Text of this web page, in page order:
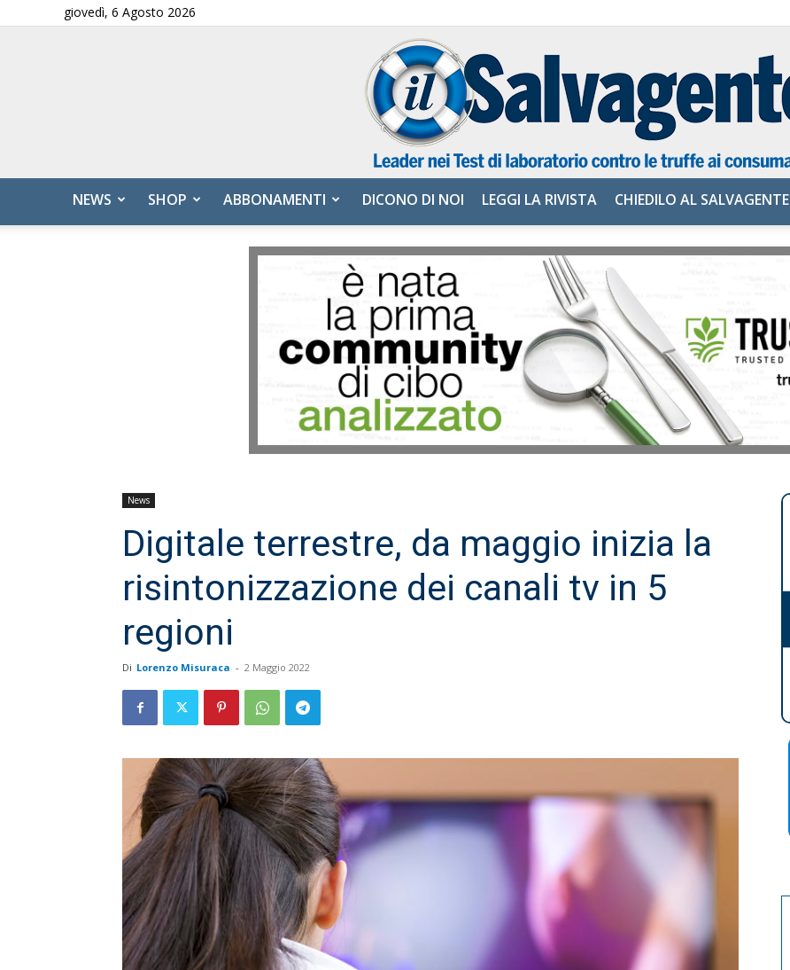
giovedì, 6 Agosto 2026
Salvagente
NEWS SHOP ABBONAMENTI DICONO DI NOI LEGGI LA RIVISTA CHIEDILO AL SALVAGENTE
News
Digitale terrestre, da maggio inizia la
risintonizzazione dei canali tv in 5
regioni
Di Lorenzo Misuraca - 2 Maggio 2022